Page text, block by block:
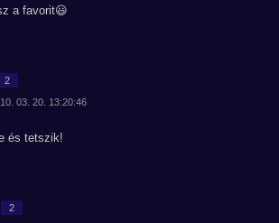
a favorit😃
2
03. 20. 13:20:46
és tetszik!
2